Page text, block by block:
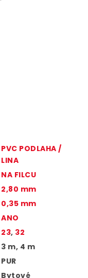
PVC PODLAHA /
LINA
NA FILCU
2,80 mm
0,35 mm
ANO
23, 32
3 m, 4 m
PUR
Bytové